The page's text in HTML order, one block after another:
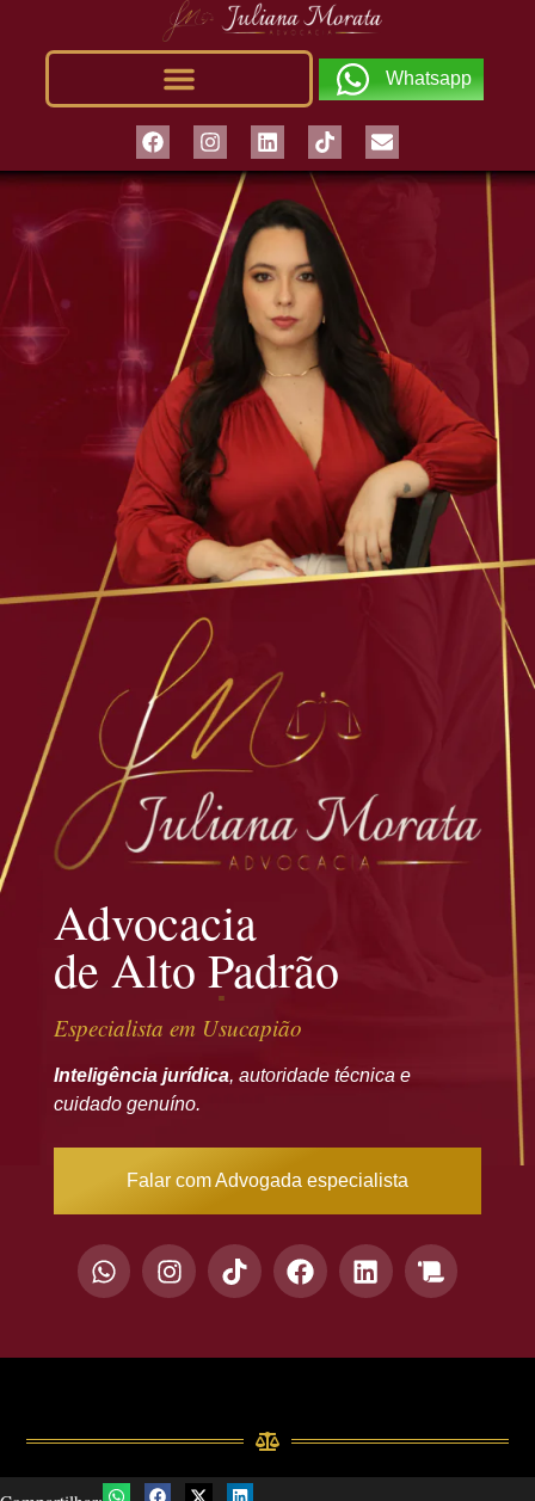
Whatsapp
Advocacia
de Alto Padrão
Especialista em Usucapião
Inteligência jurídica, autoridade técnica e
cuidado genuíno.
Falar com Advogada especialista